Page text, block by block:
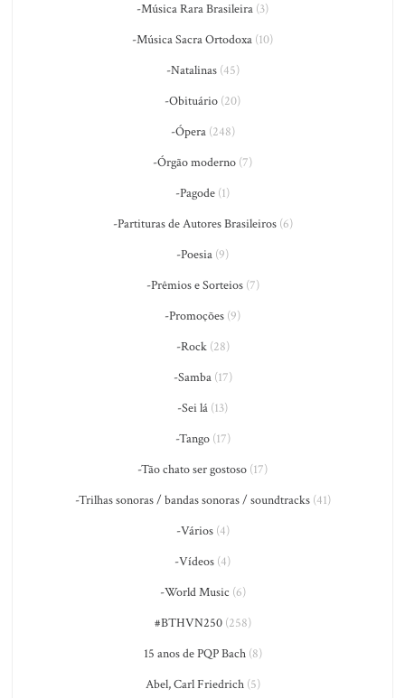
-Música Rara Brasileira (3)
-Música Sacra Ortodoxa (10)
-Natalinas(45)
-Obituário (20)
-Ópera(248)
-Órgão moderno (7)
-Pagode (1)
-Partituras de Autores Brasileiros(6)
-Poesia (9)
-Prêmios e Sorteios(7)
-Promoções (9)
-Rock(28)
-Samba(17)
-Sei lá (13)
-Tango(17)
-Tão chato ser gostoso (17)
-Trilhas sonoras / bandas sonoras / soundtracks(41)
-Vários(4)
-Vídeos (4)
-World Music (6)
#BTHVN250(258)
15 anos de PQP Bach(8)
Abel, Carl Friedrich(5)